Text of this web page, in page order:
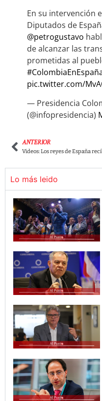
En su intervención
Diputados de
@petrogustavo
de alcanzar las
prometidas al
pic.twitter.com/
— Presidencia
(@infopresidencia)
ANTERIOR
Lo más leido